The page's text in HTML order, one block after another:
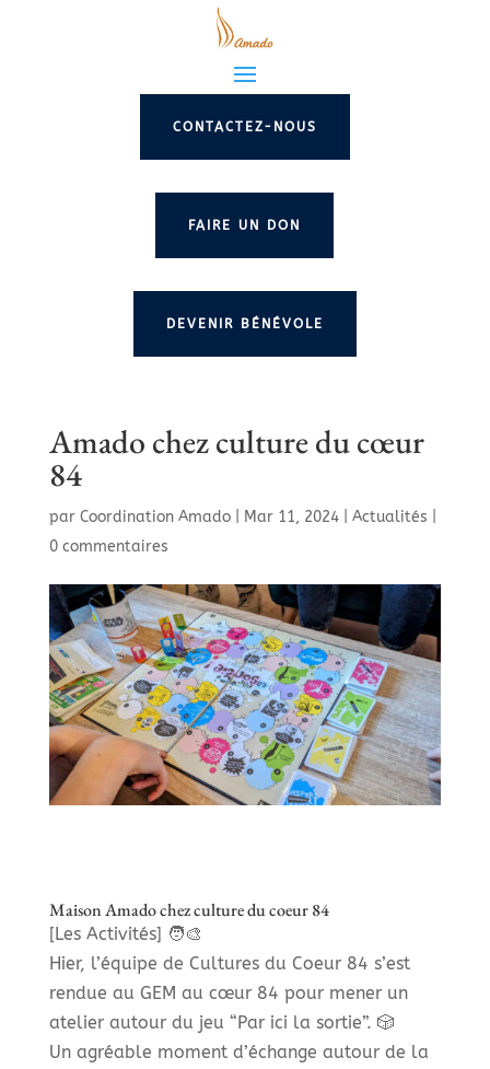
CONTACTEZ-NOUS
FAIRE UN DON
DEVENIR BÉNÉVOLE
Amado chez culture du cœur
84
par Coordination Amado| Mar 11, 2024| Actualités
0 commentaires
Maison Amado chez culture du coeur 84
[Les Activités] 🧑‍🎨
Hier, l’équipe de Cultures du Coeur 84 s’est
rendue au GEM au cœur 84 pour mener un
atelier autour du jeu “Par ici la sortie”. 🎲
Un agréable moment d’échange autour de la